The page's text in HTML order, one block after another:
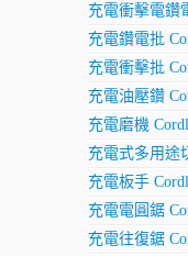
充電衝擊電鑽
充電鑽電批
充電衝擊批
充電油壓鑽
充電磨機
充電式多用途
充電板手
充電電圓鋸
充電往復鋸